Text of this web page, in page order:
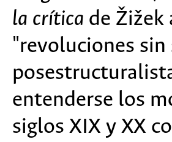
la crítica de Žižek
"revoluciones
entenderse los
siglos XIX y XX